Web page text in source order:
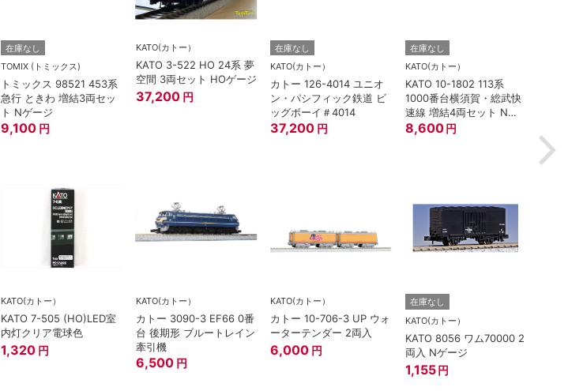
在庫なし
TOMIX (トミックス)
トミックス 98521 453系
急行 ときわ 増結3両セッ
ト Nゲージ
9,100 円
KATO(カトー）
KATO 3-522 HO 24系 夢
空間 3両セット HOゲージ
37,200 円
在庫なし
KATO(カトー）
カトー 126-4014 ユニオ
ン・パシフィック鉄道 ビ
ッグボーイ＃4014
37,200 円
在庫なし
KATO(カトー）
KATO 10-1802 113系
1000番台横須賀・総武快
速線 増結4両セット Nゲ
ージ
8,600 円
KATO(カトー）
KATO 7-505 (HO)LED室
内灯クリア電球色
1,320 円
KATO(カトー）
カトー 3090-3 EF66 0番
台 後期形 ブルートレイン
牽引機
6,500 円
KATO(カトー）
カトー 10-706-3 UP ウォ
ーターテンダー 2両入
6,000 円
在庫なし
KATO(カトー）
KATO 8056 ワム70000 2
両入 Nゲージ
1,155 円